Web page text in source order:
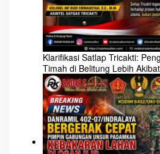
Klarifikasi Satlap Tricakti:
Timah di Belitung Lebih
Penegakan Hukum Tetap